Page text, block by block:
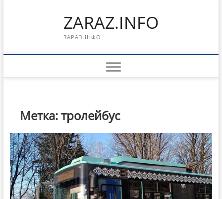
ZARAZ.INFO
ЗАРАЗ.ІНФО
Метка:тролейбус